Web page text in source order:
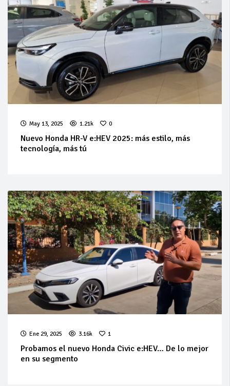
May 13, 2025 1.21k 0
Nuevo Honda HR-V e:HEV 2025: más estilo, más
tecnología, más tú
Ene 29, 2025 3.16k 1
Probamos el nuevo Honda Civic e:HEV… De lo mejor
en su segmento